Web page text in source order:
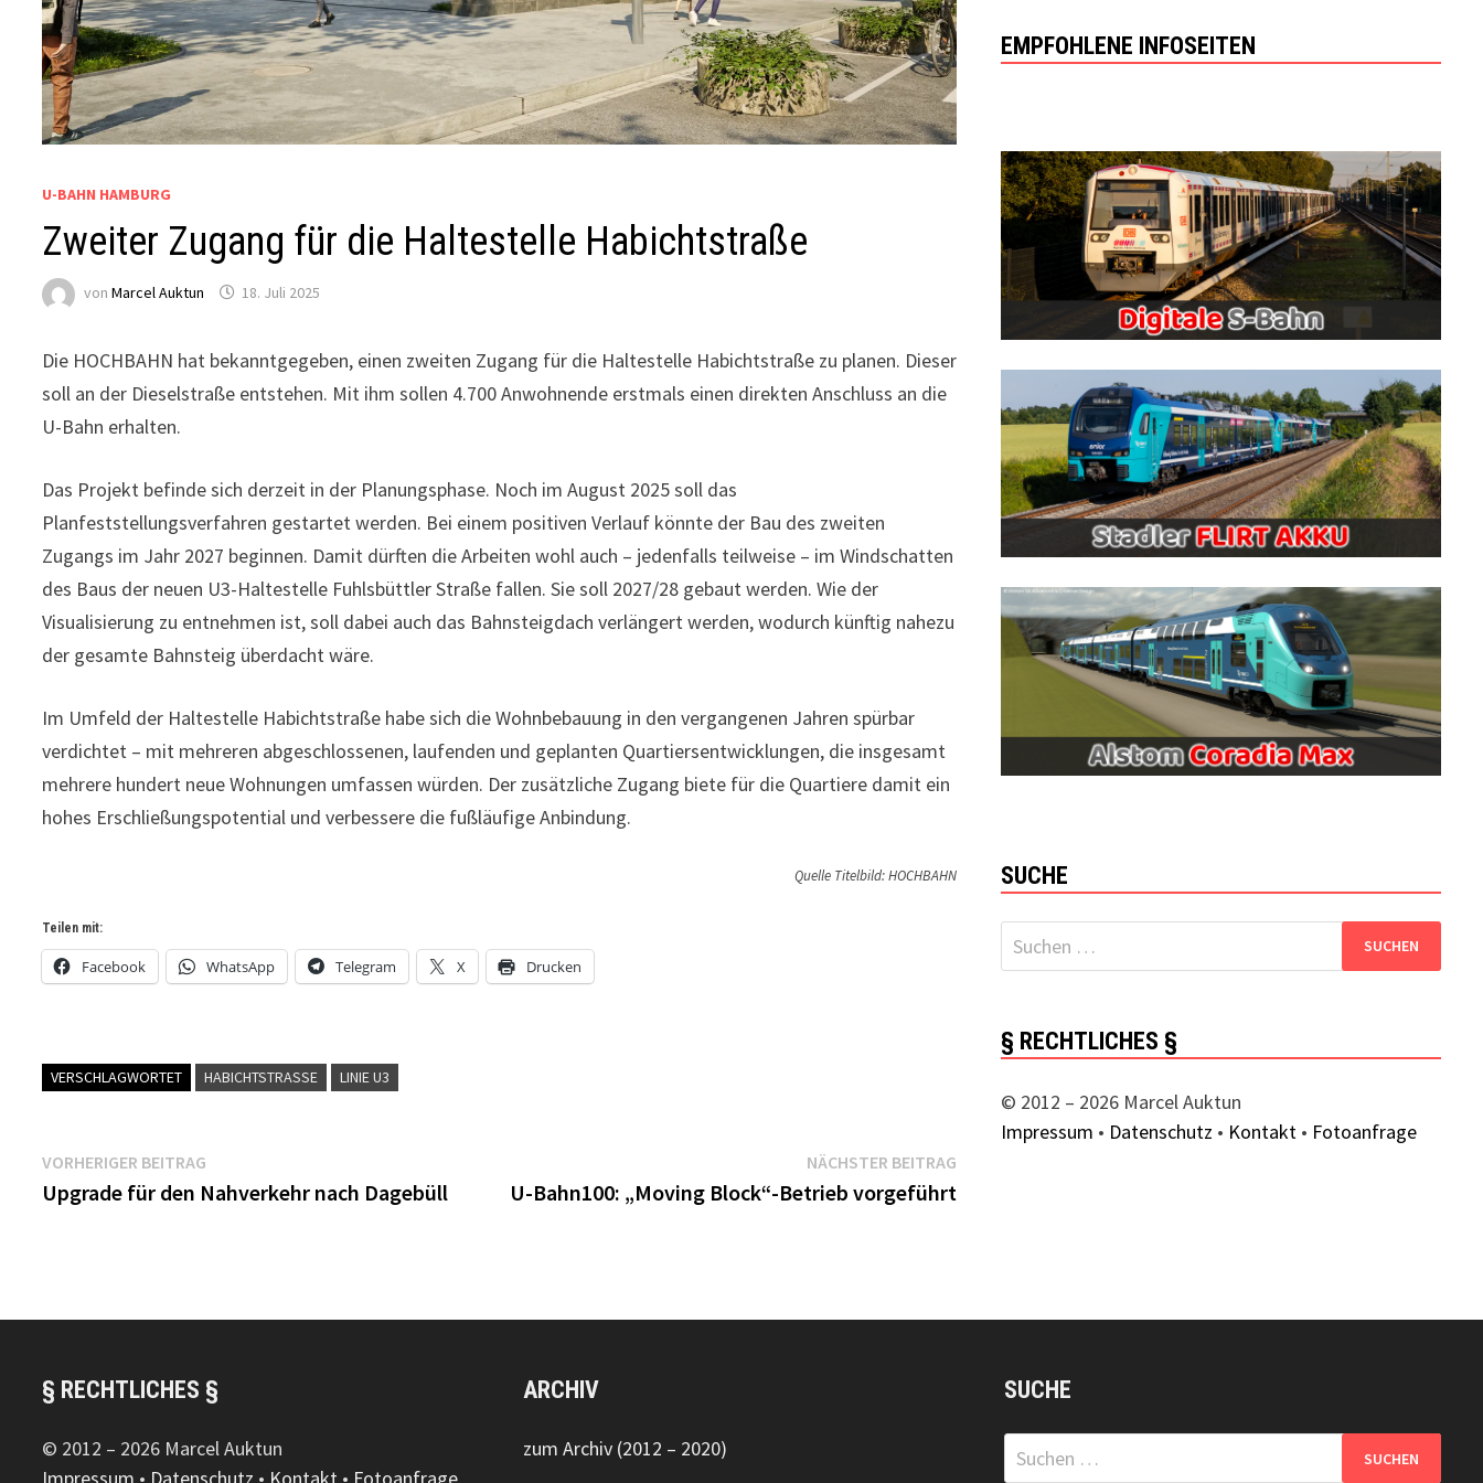
U-BAHN HAMBURG
Zweiter Zugang für die Haltestelle Habichtstraße
vonMarcel Auktun 18. Juli 2025
Die HOCHBAHN hat bekanntgegeben, einen zweiten Zugang für die Haltestelle Habichtstraße zu planen. Dieser
soll an der Dieselstraße entstehen. Mit ihm sollen 4.700 Anwohnende erstmals einen direkten Anschluss an die
U-Bahn erhalten.
Das Projekt befinde sich derzeit in der Planungsphase. Noch im August 2025 soll das
Planfeststellungsverfahren gestartet werden. Bei einem positiven Verlauf könnte der Bau des zweiten
Zugangs im Jahr 2027 beginnen. Damit dürften die Arbeiten wohl auch – jedenfalls teilweise – im Windschatten
des Baus der neuen U3-Haltestelle Fuhlsbüttler Straße fallen. Sie soll 2027/28 gebaut werden. Wie der
Visualisierung zu entnehmen ist, soll dabei auch das Bahnsteigdach verlängert werden, wodurch künftig nahezu
der gesamte Bahnsteig überdacht wäre.
Im Umfeld der Haltestelle Habichtstraße habe sich die Wohnbebauung in den vergangenen Jahren spürbar
verdichtet – mit mehreren abgeschlossenen, laufenden und geplanten Quartiersentwicklungen, die insgesamt
mehrere hundert neue Wohnungen umfassen würden. Der zusätzliche Zugang biete für die Quartiere damit ein
hohes Erschließungspotential und verbessere die fußläufige Anbindung.
Quelle Titelbild: HOCHBAHN
Teilen mit:
Facebook WhatsApp Telegram X Drucken
VERSCHLAGWORTET HABICHTSTRASSE LINIE U3
Beitragsnavigation
VORHERIGER BEITRAG
Beitrag:
Upgrade für den Nahverkehr nach Dagebüll
NÄCHSTER BEITRAG
U-Bahn100: „Moving Block“-Betrieb vorgeführt
EMPFOHLENE INFOSEITEN
SUCHE
Suchen
nach:
§ RECHTLICHES §
© 2012 – 2026 Marcel Auktun
Impressum • Datenschutz • Kontakt • Fotoanfrage
§ RECHTLICHES §
© 2012 – 2026 Marcel Auktun
ARCHIV
zum Archiv (2012 – 2020)
SUCHE
Suchen
nach: